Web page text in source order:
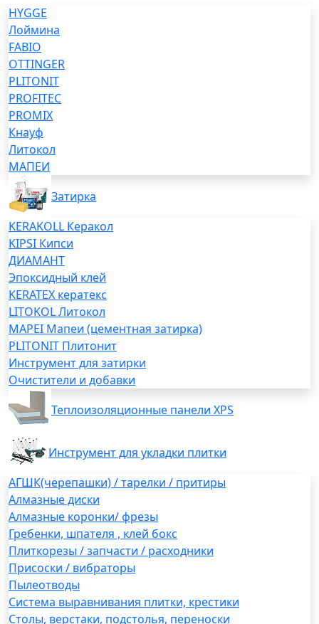
HYGGE
Лоймина
FABIO
OTTINGER
PLITONIT
PROFITEC
PROMIX
Кнауф
Литокол
МАПЕИ
Затирка
KERAKOLL Керакол
KIPSI Кипси
ДИАМАНТ
Эпоксидный клей
KERATEX кератекс
LITOKOL Литокол
MAPEI Мапеи (цементная затирка)
PLITONIT Плитонит
Инструмент для затирки
Очистители и добавки
Теплоизоляционные панели XPS
Инструмент для укладки плитки
АГШК(черепашки) / тарелки / притиры
Алмазные диски
Алмазные коронки/ фрезы
Гребенки, шпателя , клей бокс
Плиткорезы / запчасти / расходники
Присоски / вибраторы
Пылеотводы
Система выравнивания плитки, крестики
Столы, верстаки, подстолья, переноски